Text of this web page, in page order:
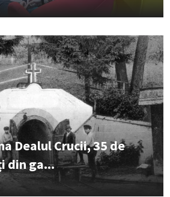
Dealul Crucii, 35 de
din ga...